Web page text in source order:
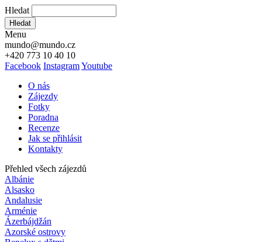
Hledat
Hledat
Menu
mundo@mundo.cz
+420 773 10 40 10
Facebook InstagramYoutube
O nás
Zájezdy
Fotky
Poradna
Recenze
Jak se přihlásit
Kontakty
Přehled všech zájezdů
Albánie
Alsasko
Andalusie
Arménie
Ázerbájdžán
Azorské ostrovy